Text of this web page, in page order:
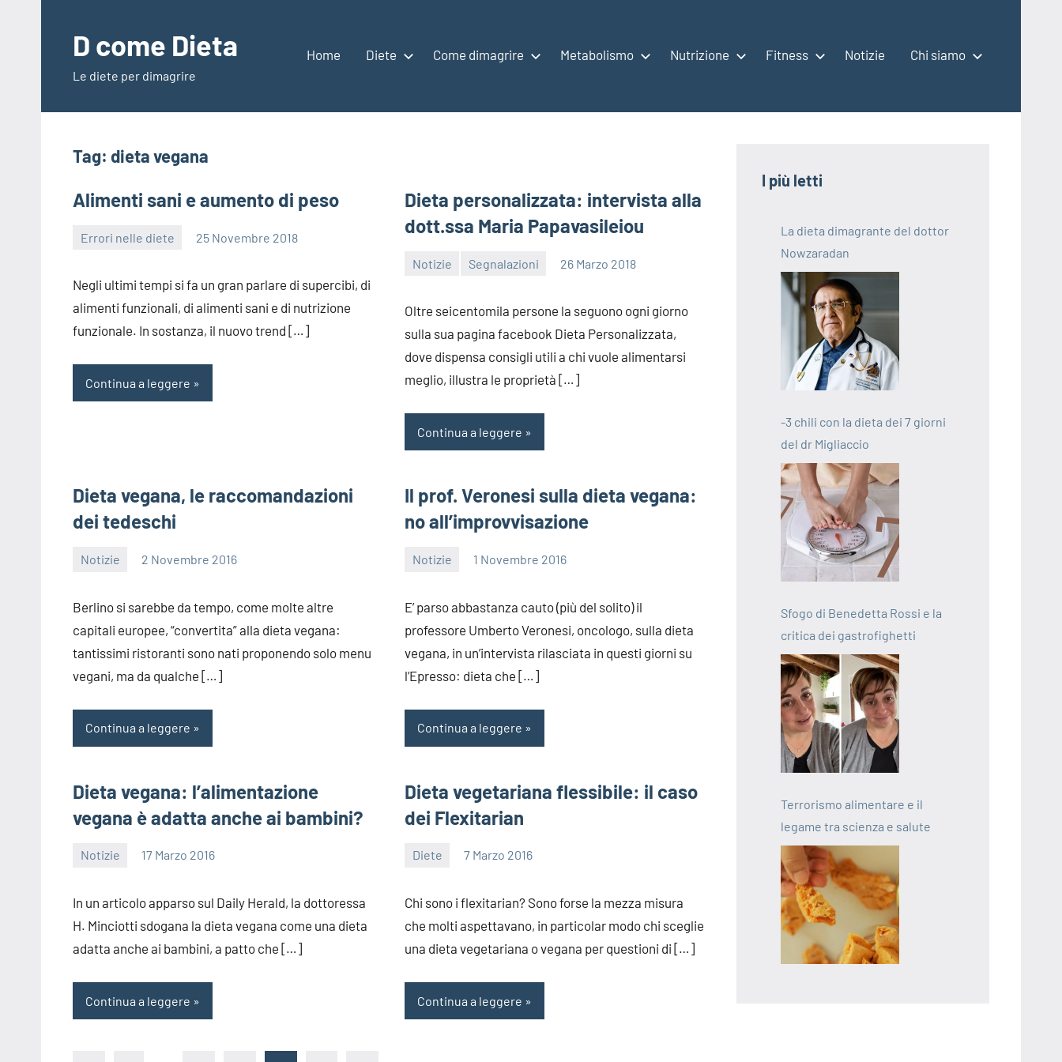
contenutoD come Dieta
Le diete per dimagrire
Home Diete Come dimagrire Metabolismo Nutrizione Fitness Notizie Chi siamo
Tag: dieta vegana
Alimenti sani e aumento di peso
Errori nelle diete 25 Novembre 2018
Negli ultimi tempi si fa un gran parlare di supercibi, di
alimenti funzionali, di alimenti sani e di nutrizione
funzionale. In sostanza, il nuovo trend […]
Continua a leggere
Dieta personalizzata: intervista alla
dott.ssa Maria Papavasileiou
Notizie Segnalazioni 26 Marzo 2018
Oltre seicentomila persone la seguono ogni giorno
sulla sua pagina facebook Dieta Personalizzata,
dove dispensa consigli utili a chi vuole alimentarsi
meglio, illustra le proprietà […]
Continua a leggere
Dieta vegana, le raccomandazioni
dei tedeschi
Notizie 2 Novembre 2016
Berlino si sarebbe da tempo, come molte altre
capitali europee, “convertita” alla dieta vegana:
tantissimi ristoranti sono nati proponendo solo menu
vegani, ma da qualche […]
Continua a leggere
Il prof. Veronesi sulla dieta vegana:
no all’improvvisazione
Notizie 1 Novembre 2016
E’ parso abbastanza cauto (più del solito) il
professore Umberto Veronesi, oncologo, sulla dieta
vegana, in un’intervista rilasciata in questi giorni su
l’Epresso: dieta che […]
Continua a leggere
Dieta vegana: l’alimentazione
vegana è adatta anche ai bambini?
Notizie 17 Marzo 2016
In un articolo apparso sul Daily Herald, la dottoressa
H. Minciotti sdogana la dieta vegana come una dieta
adatta anche ai bambini, a patto che […]
Continua a leggere
Dieta vegetariana flessibile: il caso
dei Flexitarian
Diete 7 Marzo 2016
Chi sono i flexitarian? Sono forse la mezza misura
che molti aspettavano, in particolar modo chi sceglie
una dieta vegetariana o vegana per questioni di […]
Continua a leggere
I più letti
La dieta dimagrante del dottor
Nowzaradan
-3 chili con la dieta dei 7 giorni
del dr Migliaccio
Sfogo di Benedetta Rossi e la
critica dei gastrofighetti
Terrorismo alimentare e il
legame tra scienza e salute